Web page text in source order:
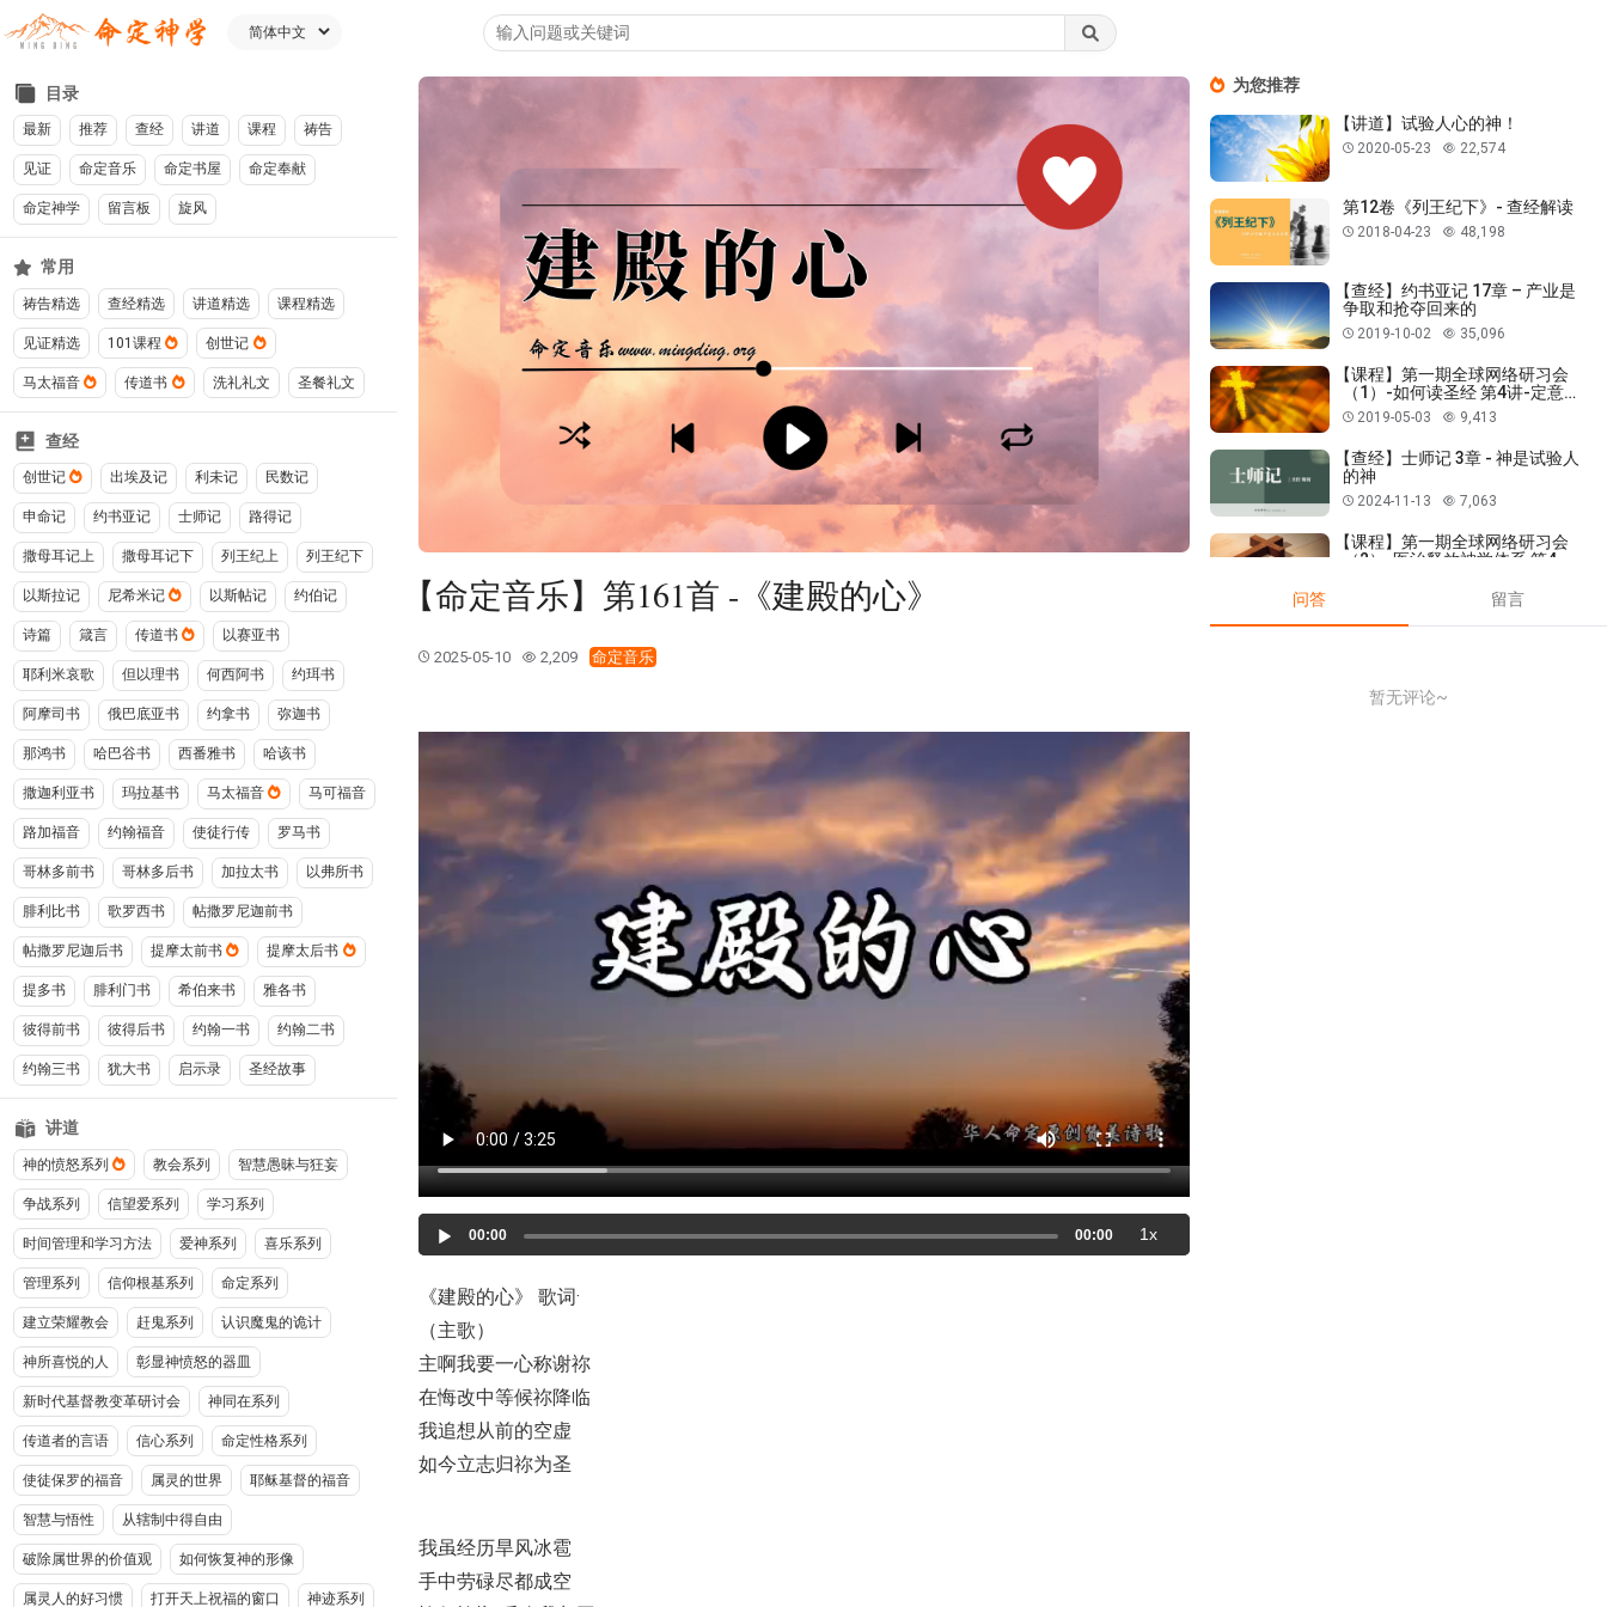
目录
最新 推荐 查经 讲道 课程 祷告
见证 命定音乐 命定书屋 命定奉献
命定神学 留言板 旋风
常用
祷告精选 查经精选 讲道精选 课程精选
见证精选 101课程 创世记
马太福音 传道书 洗礼礼文 圣餐礼文
查经
创世记 出埃及记 利未记 民数记
申命记 约书亚记 士师记 路得记
撒母耳记上 撒母耳记下 列王纪上 列王纪下
以斯拉记 尼希米记 以斯帖记 约伯记
诗篇 箴言 传道书 以赛亚书
耶利米哀歌 但以理书 何西阿书 约珥书
阿摩司书 俄巴底亚书 约拿书 弥迦书
那鸿书 哈巴谷书 西番雅书 哈该书
撒迦利亚书 玛拉基书 马太福音 马可福音
路加福音 约翰福音 使徒行传 罗马书
哥林多前书 哥林多后书 加拉太书 以弗所书
腓利比书 歌罗西书 帖撒罗尼迦前书
帖撒罗尼迦后书 提摩太前书 提摩太后书
提多书 腓利门书 希伯来书 雅各书
彼得前书 彼得后书 约翰一书 约翰二书
约翰三书 犹大书 启示录 圣经故事
讲道
神的愤怒系列 教会系列 智慧愚昧与狂妄
争战系列 信望爱系列 学习系列
时间管理和学习方法 爱神系列 喜乐系列
管理系列 信仰根基系列 命定系列
建立荣耀教会 赶鬼系列 认识魔鬼的诡计
神所喜悦的人 彰显神愤怒的器皿
新时代基督教变革研讨会 神同在系列
传道者的言语 信心系列 命定性格系列
使徒保罗的福音 属灵的世界 耶稣基督的福音
智慧与悟性 从辖制中得自由
破除属世界的价值观 如何恢复神的形像
属灵人的好习惯 打开天上祝福的窗口 神迹系列
【命定音乐】第161首 -《建殿的心》
2025-05-10 2,209 命定音乐
Audio
Player
00:00 00:00 1x
《建殿的心》 歌词·
（主歌）
主啊我要一心称谢祢
在悔改中等候祢降临
我追想从前的空虚
如今立志归祢为圣
我虽经历旱风冰雹
手中劳碌尽都成空
为您推荐
【讲道】试验人心的神！
2020-05-23 22,574
第12卷《列王纪下》- 查经解读
2018-04-23 48,198
【查经】约书亚记 17章 – 产业是
争取和抢夺回来的
2019-10-02 35,096
【课程】第一期全球网络研习会
（1）-如何读圣经 第4讲-定意弃
绝识别善恶
2019-05-03 9,413
【查经】士师记 3章 - 神是试验人
的神
2024-11-13 7,063
【课程】第一期全球网络研习会
（2）-医治释放神学体系 第4讲-
【2021新年祷告会直播】主题：
【课程】- 如何学习（13）- 《成
问答 留言
暂无评论~